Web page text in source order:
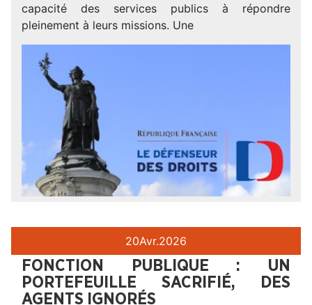
capacité des services publics à répondre
pleinement à leurs missions. Une
20Avr.2026
FONCTION PUBLIQUE : UN
PORTEFEUILLE SACRIFIÉ, DES
AGENTS IGNORÉS